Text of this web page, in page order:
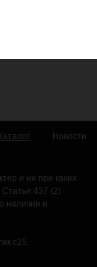
Каталог Новости
и ни при каких
437 (2)
наличии и
с25.